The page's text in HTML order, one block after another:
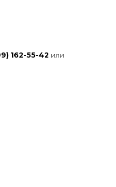
162-55-42 или